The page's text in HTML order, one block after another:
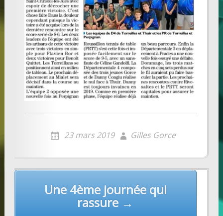
23 mars 2019 Gilles Gorce
Post
navigation
Une 4ème journée qui
rassure →